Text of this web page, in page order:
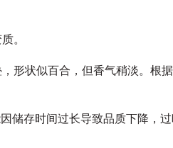
。
形状似百合，但香气稍淡。根
储存时间过长导致品质下降，